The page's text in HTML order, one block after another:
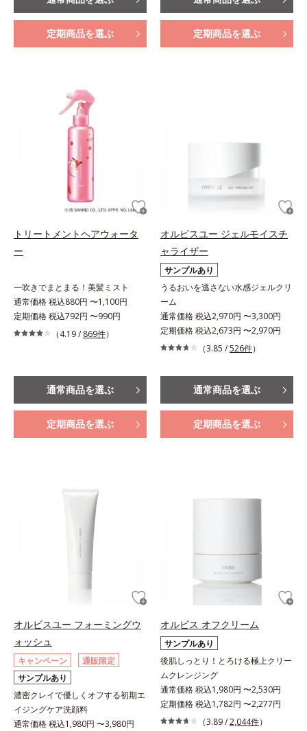
定期商品を選ぶ 定期商品を選ぶ
トリートメントヘアウォータ
ー
一吹きでまとまる！美髪ミスト
通常価格 税込880円 〜1,100円
定期価格 税込792円 〜990円
（4.19 / 869件）
通常商品を選ぶ
定期商品を選ぶ
オルビスユー ジェルモイスチ
ャライザー
サンプルあり
うるおいを逃さない水感ジェルクリ
ーム
通常価格 税込2,970円 〜3,300円
定期価格 税込2,673円 〜2,970円
（3.85 /526件）
通常商品を選ぶ
定期商品を選ぶ
オルビスユー フォーミングウ
ォッシュ
キャンペーン
通販限定
サンプルあり
濃密クレイで優しくオフする初期エ
イジングケア洗顔料
通常価格 税込1,980円 〜3,980円
オルビス オフクリーム
サンプルあり
後肌しっとり！とろける極上クリー
ムクレンジング
通常価格 税込1,980円 〜2,530円
定期価格 税込1,782円 〜2,277円
（3.89 /2,044件）